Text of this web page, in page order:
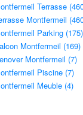
Terrasse
Montfermeil
Parking (175)
Montfermeil (169)
Montfermeil (7)
Piscine (7)
Meuble (4)